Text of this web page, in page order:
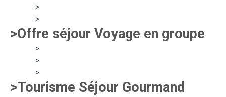
>
>
>Offre séjour Voyage en groupe
>
>
>
>Tourisme Séjour Gourmand